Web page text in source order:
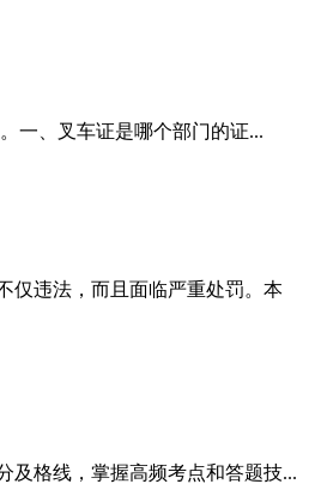
一、叉车证是哪个部门的证...
仅违法，而且面临严重处罚。本
及格线，掌握高频考点和答题技...